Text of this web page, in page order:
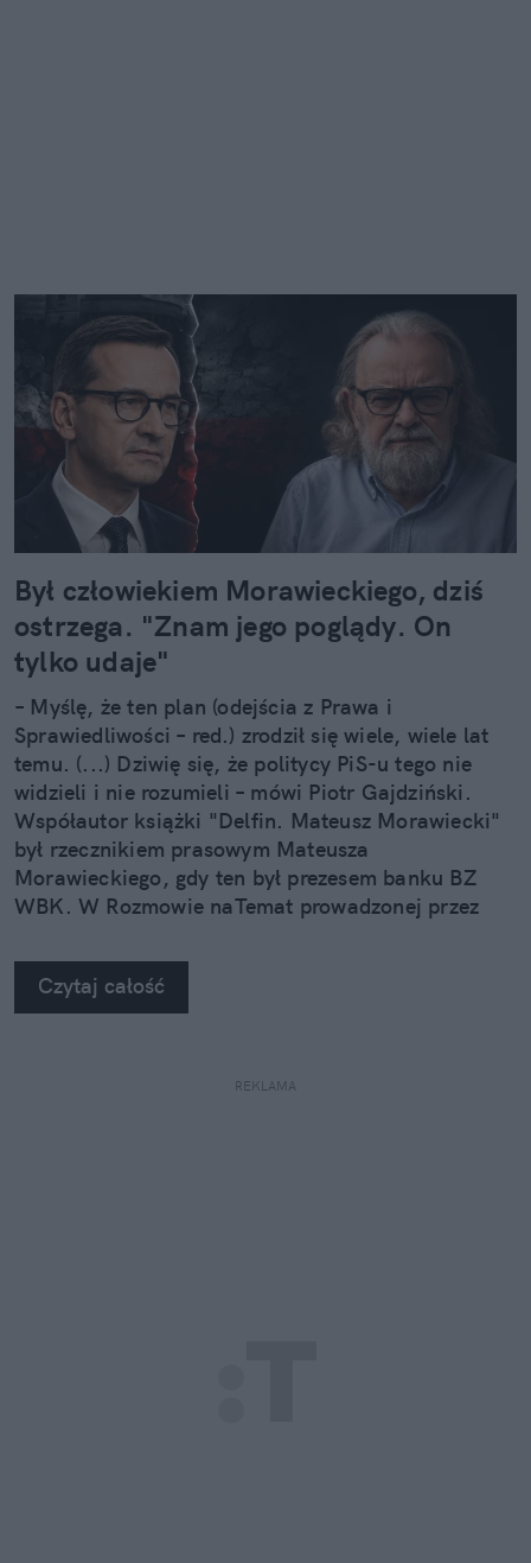
Był człowiekiem Morawieckiego, dziś
ostrzega. "Znam jego poglądy. On
tylko udaje"
– Myślę, że ten plan (odejścia z Prawa i
Sprawiedliwości – red.) zrodził się wiele, wiele lat
temu. (...) Dziwię się, że politycy PiS-u tego nie
widzieli i nie rozumieli – mówi Piotr Gajdziński.
Współautor książki "Delfin. Mateusz Morawiecki"
był rzecznikiem prasowym Mateusza
Morawieckiego, gdy ten był prezesem banku BZ
WBK. W Rozmowie naTemat prowadzonej przez
niedoceniane atuty byłego premiera, którymi może
napędzić Rozwój Plus.
Czytaj całość
REKLAMA